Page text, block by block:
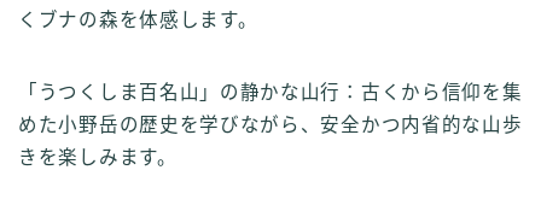
くブナの森を体感します。
「うつくしま百名山」の静かな山行：古くから信仰を集
めた小野岳の歴史を学びながら、安全かつ内省的な山歩
きを楽しみます。